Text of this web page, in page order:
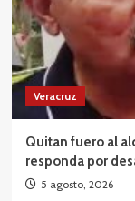
Veracruz
Quitan fuero al
responda por
5 agosto, 2026